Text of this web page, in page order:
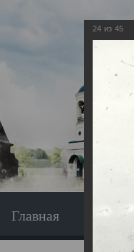
Главная
24 из 45